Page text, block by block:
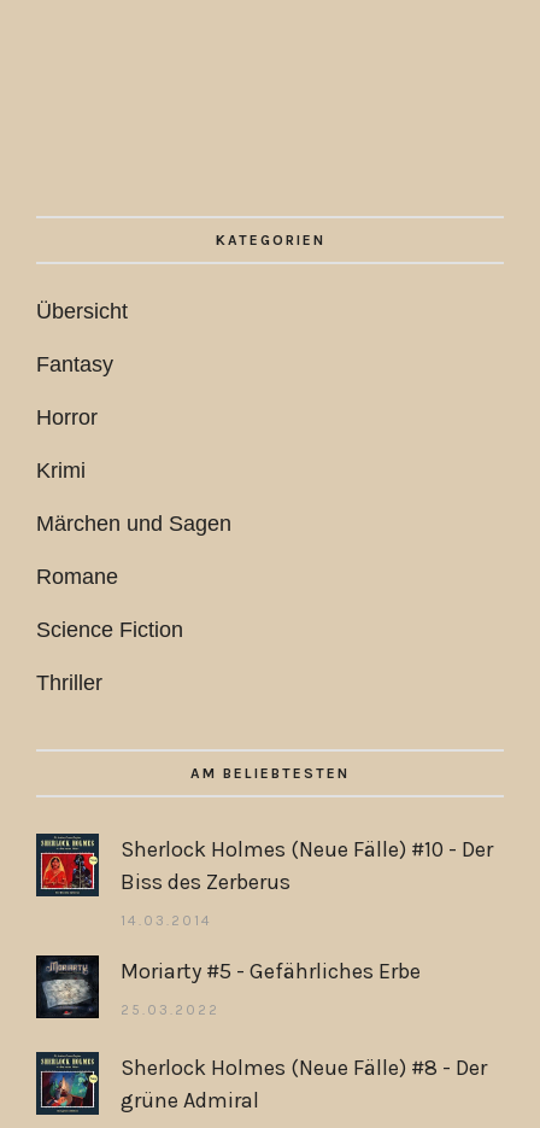
KATEGORIEN
Übersicht
Fantasy
Horror
Krimi
Märchen und Sagen
Romane
Science Fiction
Thriller
AM BELIEBTESTEN
Sherlock Holmes (Neue Fälle) #10 - Der
Biss des Zerberus
14.03.2014
Moriarty #5 - Gefährliches Erbe
25.03.2022
Sherlock Holmes (Neue Fälle) #8 - Der
grüne Admiral